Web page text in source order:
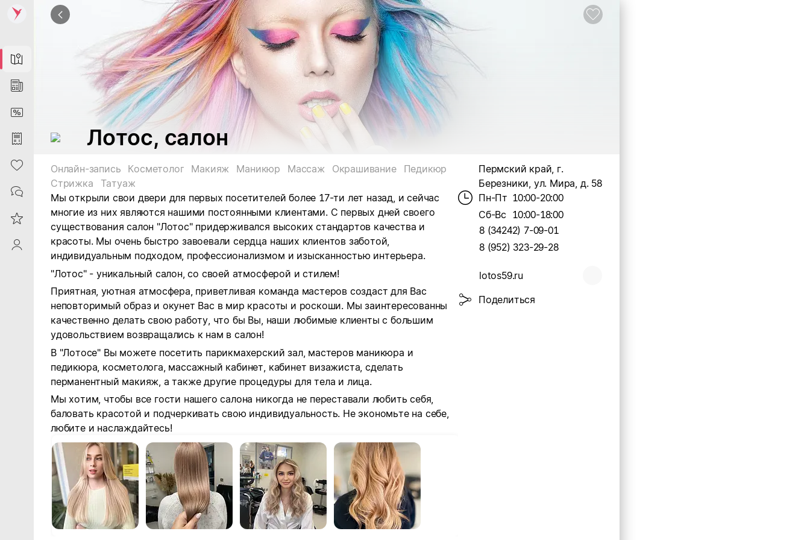
Map
News
DiscountCard
Purchases
Heart
Contacts
Reviews
ProfileSaby
Лотос, салон
Онлайн-запись Косметолог Макияж Маникюр Массаж Окрашивание
Педикюр
Стрижка
Татуаж
Мы открыли свои двери для первых посетителей более 17-ти лет назад, и сейчас
многие из них являются нашими постоянными клиентами. С первых дней своего
существования салон "Лотос" придерживался высоких стандартов качества и
красоты. Мы очень быстро завоевали сердца наших клиентов заботой,
индивидуальным подходом, профессионализмом и изысканностью интерьера.
"Лотос" - уникальный салон, со своей атмосферой и стилем!
Приятная, уютная атмосфера, приветливая команда мастеров создаст для Вас
неповторимый образ и окунет Вас в мир красоты и роскоши. Мы заинтересованны
качественно делать свою работу, что бы Вы, наши любимые клиенты с большим
удовольствием возвращались к нам в салон!
В "Лотосе" Вы можете посетить парикмахерский зал, мастеров маникюра и
педикюра, косметолога, массажный кабинет, кабинет визажиста, сделать
перманентный макияж, а также другие процедуры для тела и лица.
Мы хотим, чтобы все гости нашего салона никогда не переставали любить себя,
баловать красотой и подчеркивать свою индивидуальность. Не экономьте на себе,
любите и наслаждайтесь!
Пермский край, г.
Березники, ул. Мира, д. 58
Пн-Пт 10:00-20:00
Сб-Вс 10:00-18:00
8 (34242) 7-09-01
8 (952) 323-29-28
lotos59.ru
Поделиться